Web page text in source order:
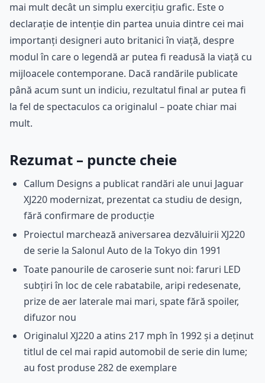
mai mult decât un simplu exercițiu grafic. Este o
declarație de intenție din partea unuia dintre cei mai
importanți designeri auto britanici în viață, despre
modul în care o legendă ar putea fi readusă la viață cu
mijloacele contemporane. Dacă randările publicate
până acum sunt un indiciu, rezultatul final ar putea fi
la fel de spectaculos ca originalul – poate chiar mai
mult.
Rezumat – puncte cheie
Callum Designs a publicat randări ale unui Jaguar
XJ220 modernizat, prezentat ca studiu de design,
fără confirmare de producție
Proiectul marchează aniversarea dezvăluirii XJ220
de serie la Salonul Auto de la Tokyo din 1991
Toate panourile de caroserie sunt noi: faruri LED
subțiri în loc de cele rabatabile, aripi redesenate,
prize de aer laterale mai mari, spate fără spoiler,
difuzor nou
Originalul XJ220 a atins 217 mph în 1992 și a deținut
titlul de cel mai rapid automobil de serie din lume;
au fost produse 282 de exemplare